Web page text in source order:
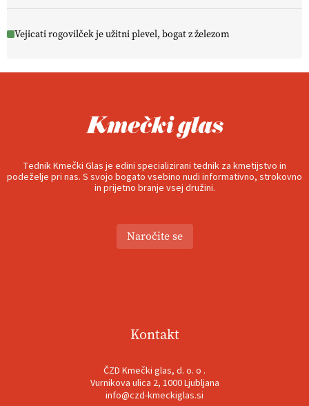
Vejicati rogovilček je užitni plevel, bogat z železom
Tednik Kmečki Glas je edini specializirani tednik za kmetijstvo in
podeželje pri nas. S svojo bogato vsebino nudi informativno, strokovno
in prijetno branje vsej družini.
Naročite se
Kontakt
ČZD Kmečki glas, d. o. o .
Vurnikova ulica 2, 1000 Ljubljana
info@czd-kmeckiglas.si